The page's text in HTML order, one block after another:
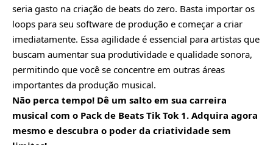
seria gasto na criação de beats do zero. Basta importar os
loops para seu software de produção e começar a criar
imediatamente. Essa agilidade é essencial para artistas que
buscam aumentar sua produtividade e qualidade sonora,
permitindo que você se concentre em outras áreas
importantes da produção musical.
Não perca tempo! Dê um salto em sua carreira
musical com o Pack de Beats Tik Tok 1. Adquira agora
mesmo e descubra o poder da criatividade sem